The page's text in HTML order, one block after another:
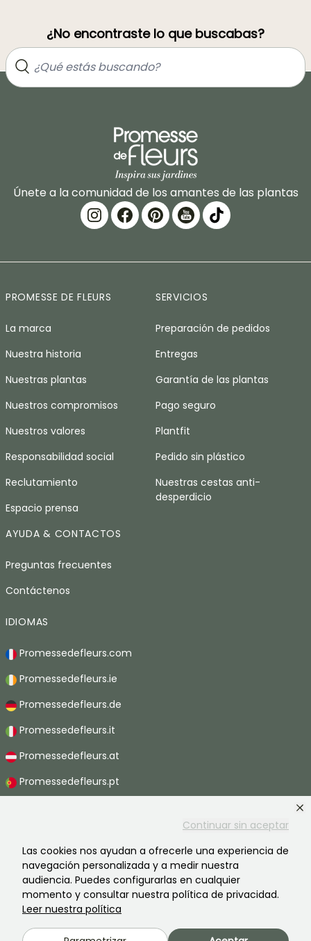
Continuar sin aceptar
Las cookies nos ayudan a ofrecerle una experiencia de
navegación personalizada y a medir nuestra
audiencia. Puedes configurarlas en cualquier
momento y consultar nuestra política de privacidad.
Leer nuestra política
¿No encontraste lo que buscabas?
Únete a la comunidad de los amantes de las plantas
PROMESSE DE FLEURS
La marca
Nuestra historia
Nuestras plantas
Nuestros compromisos
Nuestros valores
Responsabilidad social
Reclutamiento
Espacio prensa
SERVICIOS
Preparación de pedidos
Entregas
Garantía de las plantas
Pago seguro
Plantfit
Pedido sin plástico
Nuestras cestas anti-
desperdicio
AYUDA & CONTACTOS
Preguntas frecuentes
Contáctenos
IDIOMAS
Promessedefleurs.com
Promessedefleurs.ie
Promessedefleurs.de
Promessedefleurs.it
Promessedefleurs.at
Promessedefleurs.pt
Promessedefleurs.ch
Información legal
Términos y condiciones Política de privacidad